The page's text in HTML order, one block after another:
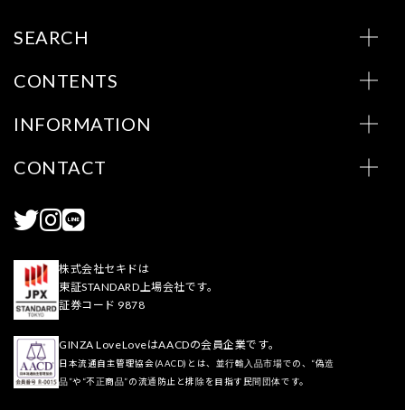
SEARCH
CONTENTS
INFORMATION
CONTACT
株式会社セキドは
東証STANDARD上場会社です。
証券コード 9878
GINZA LoveLoveはAACDの会員企業です。
日本流通自主管理協会(AACD)とは、並行輸入品市場での、“偽造
品”や“不正商品”の流通防止と排除を目指す民間団体です。